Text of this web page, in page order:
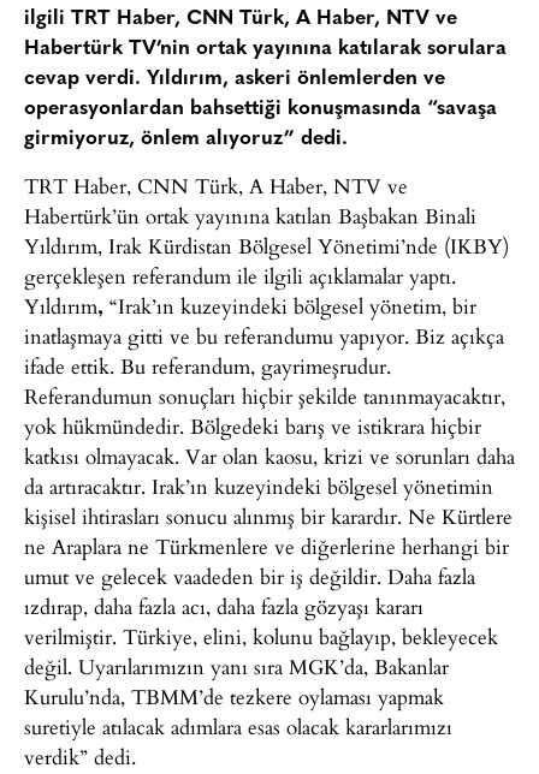
ilgili TRT Haber, CNN Türk, A Haber, NTV ve
Habertürk TV’nin ortak yayınına katılarak sorulara
cevap verdi. Yıldırım, askeri önlemlerden ve
operasyonlardan bahsettiği konuşmasında “savaşa
girmiyoruz, önlem alıyoruz” dedi.
TRT Haber, CNN Türk, A Haber, NTV ve
Habertürk’ün ortak yayınına katılan Başbakan Binali
Yıldırım, Irak Kürdistan Bölgesel Yönetimi’nde (IKBY)
gerçekleşen referandum ile ilgili açıklamalar yaptı.
Yıldırım, “Irak’ın kuzeyindeki bölgesel yönetim, bir
inatlaşmaya gitti ve bu referandumu yapıyor. Biz açıkça
ifade ettik. Bu referandum, gayrimeşrudur.
Referandumun sonuçları hiçbir şekilde tanınmayacaktır,
yok hükmündedir. Bölgedeki barış ve istikrara hiçbir
katkısı olmayacak. Var olan kaosu, krizi ve sorunları daha
da artıracaktır. Irak’ın kuzeyindeki bölgesel yönetimin
kişisel ihtirasları sonucu alınmış bir karardır. Ne Kürtlere
ne Araplara ne Türkmenlere ve diğerlerine herhangi bir
umut ve gelecek vaadeden bir iş değildir. Daha fazla
ızdırap, daha fazla acı, daha fazla gözyaşı kararı
verilmiştir. Türkiye, elini, kolunu bağlayıp, bekleyecek
değil. Uyarılarımızın yanı sıra MGK’da, Bakanlar
Kurulu’nda, TBMM’de tezkere oylaması yapmak
suretiyle atılacak adımlara esas olacak kararlarımızı
verdik” dedi.